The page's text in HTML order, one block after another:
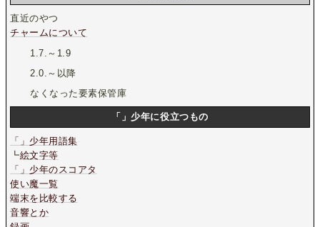
直近のやつ
チャームについて
1.7.～1.9
2.0.～以降
なくなった要素保管庫
「」少年に役立つもの
「」少年用語集
┗絵文字等
「」少年のスコアタ
使い魔一覧
端末を比較する
音響とか